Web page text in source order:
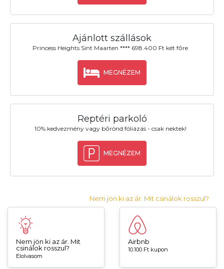
Ajánlott szállások
Princess Heights Sint Maarten **** 698.400 Ft két főre
MEGNÉZEM
Reptéri parkoló
10% kedvezmény vagy bőrönd fóliázás - csak nektek!
MEGNÉZEM
Nem jön ki az ár. Mit csinálok rosszul?
Nem jön ki az ár. Mit
csinálok rosszul?
Elolvasom
Airbnb
10.100 Ft kupon